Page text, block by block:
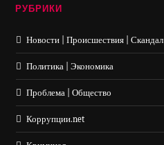
РУБРИКИ
Новости | Происшествия | Скандал
Политика | Экономика
Проблема | Общество
Коррупции.net